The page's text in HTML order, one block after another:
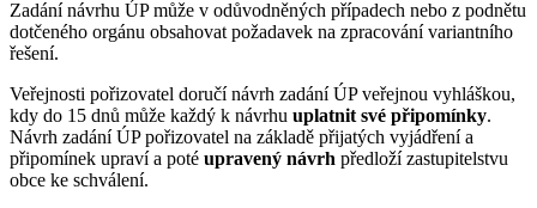
Zadání návrhu ÚP může v odůvodněných případech nebo z podnětu
dotčeného orgánu obsahovat požadavek na zpracování variantního
řešení.
Veřejnosti pořizovatel doručí návrh zadání ÚP veřejnou vyhláškou,
kdy do 15 dnů může každý k návrhu uplatnit své připomínky.
Návrh zadání ÚP pořizovatel na základě přijatých vyjádření a
připomínek upraví a poté upravený návrh předloží zastupitelstvu
obce ke schválení.